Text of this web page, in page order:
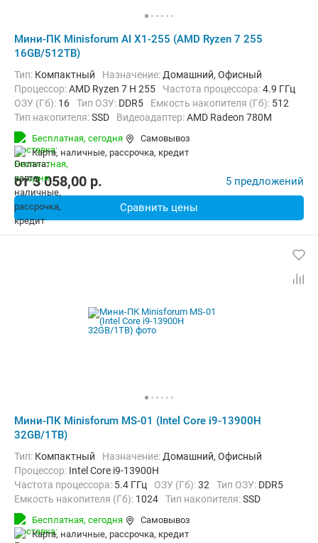
Мини-ПК Minisforum AI X1-255 (AMD Ryzen 7 255
16GB/512TB)
Тип: Компактный Назначение: Домашний, Офисный
Процессор:AMD Ryzen 7 H 255 Частота процессора:4.9 ГГц
ОЗУ (Гб): 16 Тип ОЗУ: DDR5 Емкость накопителя (Гб): 512
Тип накопителя:SSD Видеоадаптер:AMD Radeon 780M
Операционная система:
Бесплатная, сегодня
Самовывоз
карта, наличные, рассрочка, кредит
от3 058,00 p. 5 предложений
Сравнить цены
Мини-ПК Minisforum MS-01 (Intel Core i9-13900H
32GB/1TB)
Тип: Компактный Назначение: Домашний, Офисный
Процессор: Intel Core i9-13900H
Частота процессора: 5.4 ГГц ОЗУ (Гб):32 Тип ОЗУ: DDR5
Емкость накопителя (Гб): 1024 Тип накопителя:SSD
Видеоадаптер:
Операционная система: Windows 11 Pro
Бесплатная, сегодня
Самовывоз
карта, наличные, рассрочка, кредит